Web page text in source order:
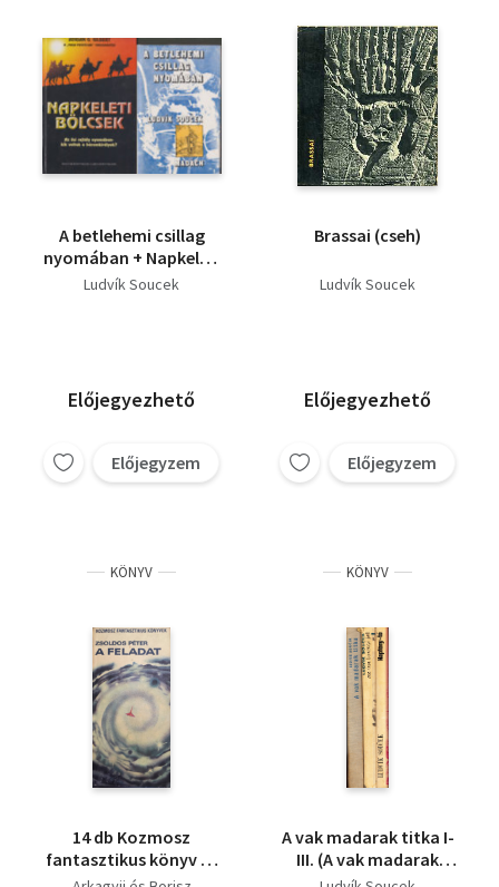
Természettudomány
Történelem
Vallás
A betlehemi csillag
nyomában + Napkeleti
bölcsek
Ludvík Soucek
Előjegyezhető
Előjegyzem
Brassai (cseh)
Ludvík Soucek
Előjegyezhető
Előjegyzem
KÖNYV
14 db Kozmosz
fantasztikus könyv : A
sebezhetetlen, A
KÖNYV
A vak madarak titka I-
III. (A vak madarak
titka - Az ősi lovagi jel